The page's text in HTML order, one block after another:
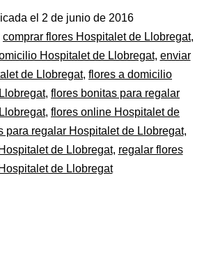
a
en
de
el 2 de junio de 2016
comprar flores Hospitalet de Llobregat,
Hospitalet de Llobregat, enviar
de Llobregat, flores a domicilio
, flores bonitas para regalar
, flores online Hospitalet de
para regalar Hospitalet de Llobregat,
de Llobregat, regalar flores
Hospitalet de Llobregat